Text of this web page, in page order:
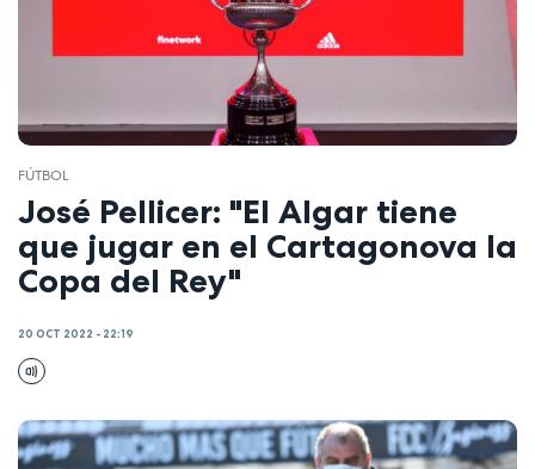
FÚTBOL
José Pellicer: "El Algar tiene
que jugar en el Cartagonova la
Copa del Rey"
20 OCT 2022 - 22:19